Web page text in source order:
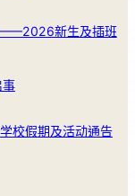
——2026新生及插班
事
校假期及活动通告